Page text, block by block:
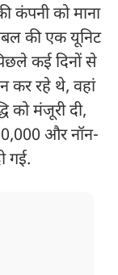
कंपनी को माना
की एक यूनिट
कई दिनों से
कर रहे थे, वहां
को मंजूरी दी,
और नॉन-
गई.